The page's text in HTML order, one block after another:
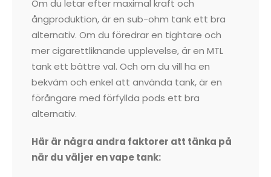
Om du letar efter maximal kraft och
ångproduktion, är en sub-ohm tank ett bra
alternativ. Om du föredrar en tightare och
mer cigarettliknande upplevelse, är en MTL
tank ett bättre val. Och om du vill ha en
bekväm och enkel att använda tank, är en
förångare med förfyllda pods ett bra
alternativ.
Här är några andra faktorer att tänka på
när du väljer en vape tank: